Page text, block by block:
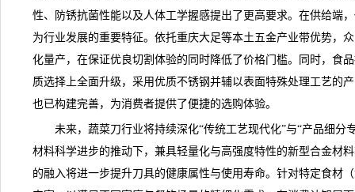
性、防锈抗菌性能以及人体工学握感提出了更高要求。在供给端
为行业发展的重要特征。依托重庆大足等本土五金产业带优势，
化量产，在保证优良切割体验的同时降低了价格门槛。同时，食
质选择上全面升级，采用优质不锈钢并辅以表面特殊处理工艺的
也已构建完善，为消费者提供了便捷的选购体验。
未来，蔬菜刀行业将持续深化“传统工艺现代化”与“产品细分
材料科学进步的推动下，兼具轻量化与高强度特性的新型合金材
的融入将进一步提升刀具的健康属性与使用寿命。针对特定食材